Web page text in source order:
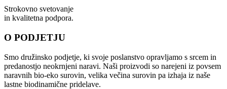
Strokovno svetovanje
in kvalitetna podpora.
O PODJETJU
Smo družinsko podjetje, ki svoje poslanstvo opravljamo s srcem in
predanostjo neokrnjeni naravi. Naši proizvodi so narejeni iz povsem
naravnih bio-eko surovin, velika večina surovin pa izhaja iz naše
lastne biodinamične pridelave.